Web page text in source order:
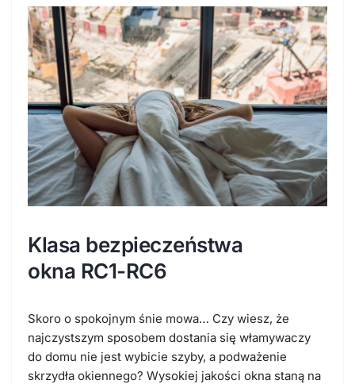
Klasa bezpieczeństwa
okna RC1-RC6
Skoro o spokojnym śnie mowa… Czy wiesz, że
najczystszym sposobem dostania się włamywaczy
do domu nie jest wybicie szyby, a podważenie
skrzydła okiennego? Wysokiej jakości okna staną na